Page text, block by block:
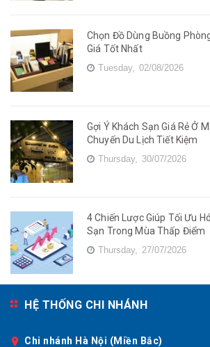
Chọn Đồ Dùng Buồng
Giá Tốt Nhất
Tuesday, 02/08/2026
Gợi Ý Khách Sạn Giá Rẻ Ở
Chuyến Du Lịch Tiết Kiệm
Thursday, 30/07/2026
4 Chiến Lược Giúp Tối Ưu
Sạn Trong Mùa Thấp Điểm
Thursday, 27/07/2026
HỆ THỐNG CHI NHÁNH
Chi nhánh Hà Nội (Miền Bắc)